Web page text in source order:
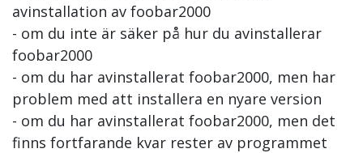
avinstallation av foobar2000
- om du inte är säker på hur du avinstallerar
foobar2000
- om du har avinstallerat foobar2000, men har
problem med att installera en nyare version
- om du har avinstallerat foobar2000, men det
finns fortfarande kvar rester av programmet